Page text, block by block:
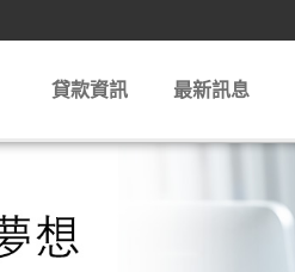
貸款資訊 最新訊息